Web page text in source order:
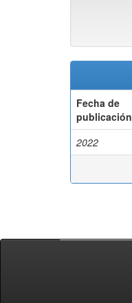
Fecha de
publicación
2022